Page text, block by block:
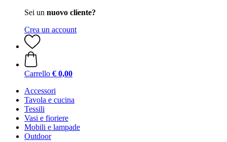
Sei un nuovo cliente?
Crea un account
Carrello € 0,00
Accessori
Tavola e cucina
Tessili
Vasi e fioriere
Mobili e lampade
Outdoor